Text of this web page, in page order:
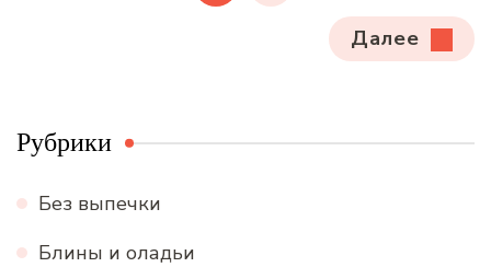
Далее
Рубрики
Без выпечки
Блины и оладьи